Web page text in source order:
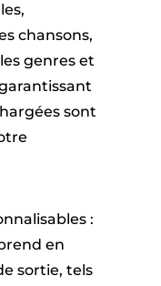
chansons,
genres et
sont
:
en
sortie, tels